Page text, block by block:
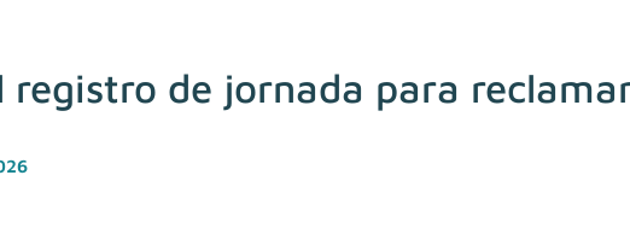
registro de jornada para